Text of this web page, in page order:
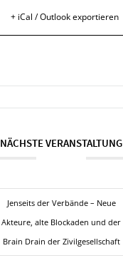
+ iCal / Outlook exportieren
NÄCHSTE VERANSTALTUNG
Jenseits der Verbände – Neue
Akteure, alte Blockaden und der
Brain Drain der Zivilgesellschaft